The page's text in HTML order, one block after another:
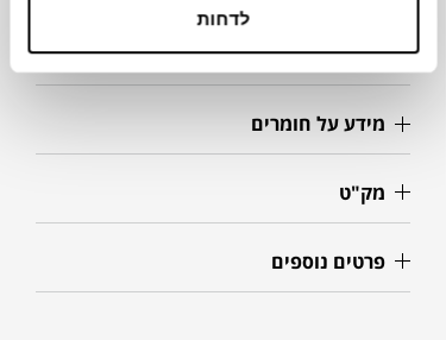
לדחות
מידע על חומרים
מק"ט
פרטים נוספים